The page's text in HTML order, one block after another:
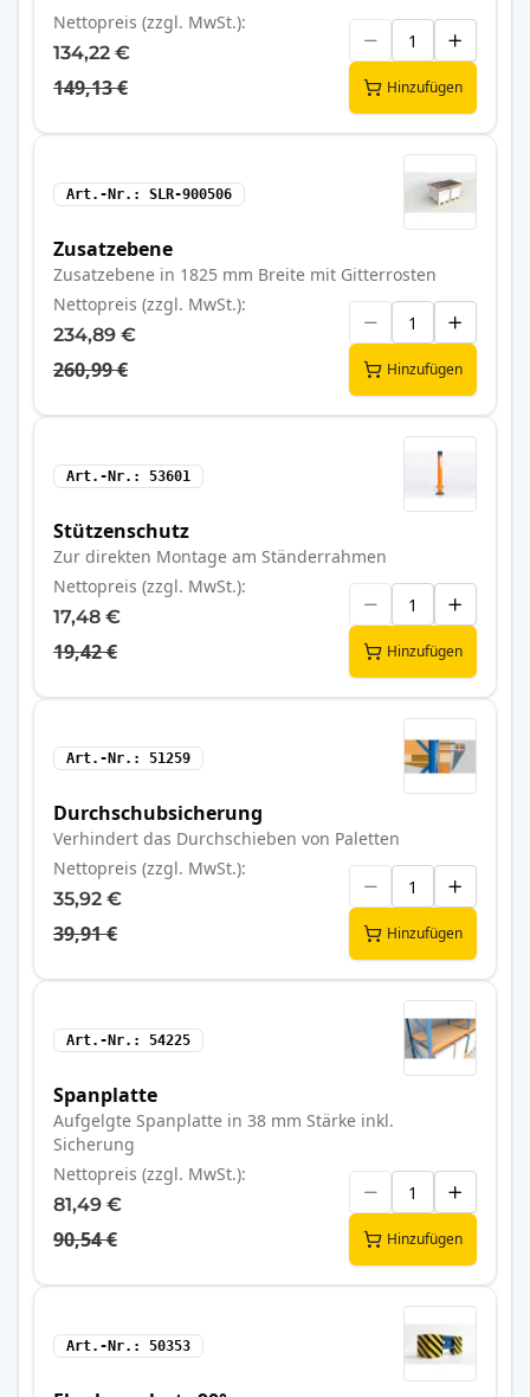
Nettopreis (zzgl. MwSt.)
134,22 €
149,13 € Hinzufügen
Art.-Nr. SLR-900506
Zusatzebene
Zusatzebene in 1825 mm Breite mit Gitterrosten
Nettopreis (zzgl. MwSt.)
234,89 €
260,99 € Hinzufügen
Art.-Nr. 53601
Stützenschutz
Zur direkten Montage am Ständerrahmen
Nettopreis (zzgl. MwSt.)
17,48 €
19,42 € Hinzufügen
Art.-Nr. 51259
Durchschubsicherung
Verhindert das Durchschieben von Paletten
Nettopreis (zzgl. MwSt.)
35,92 €
39,91 € Hinzufügen
Art.-Nr. 54225
Spanplatte
Aufgelgte Spanplatte in 38 mm Stärke inkl.
Sicherung
Nettopreis (zzgl. MwSt.)
81,49 €
90,54 € Hinzufügen
Art.-Nr. 50353